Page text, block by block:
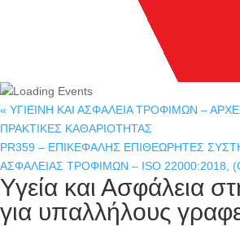
« ΥΓΙΕΙΝΗ ΚΑΙ ΑΣΦΑΛΕΙΑ ΤΡΟΦΙΜΩΝ –
ΠΡΑΚΤΙΚΕΣ ΚΑΘΑΡΙΟΤΗΤΑΣ
PR359 – ΕΠΙΚΕΦΑΛΗΣ ΕΠΙΘΕΩΡΗΤΕΣ
ΑΣΦΑΛΕΙΑΣ ΤΡΟΦΙΜΩΝ – ISO 22000:2018,
Υγεία και Ασφάλεια
για υπαλλήλους